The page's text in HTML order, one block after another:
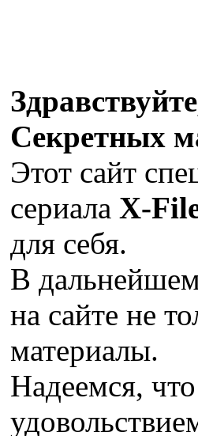
Секретных
Этот сайт
сериала X-
для себя.
В
на сайте не
материалы.
Надеемся,